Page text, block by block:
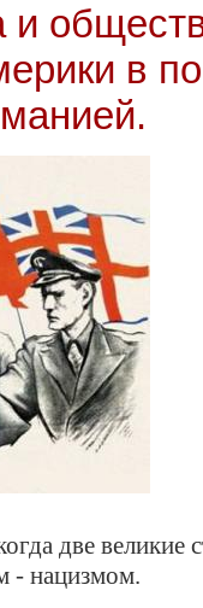
и
в
две великие
- нацизмом.